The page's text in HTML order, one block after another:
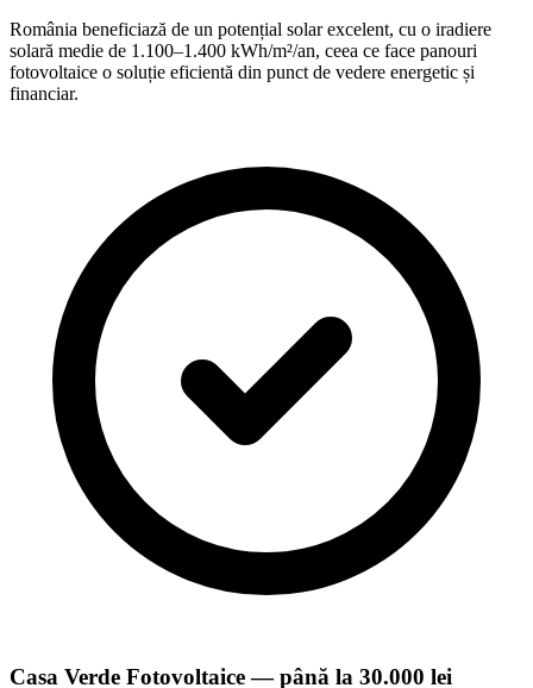
România beneficiază de un potențial solar excelent, cu o iradiere
solară medie de 1.100–1.400 kWh/m²/an, ceea ce face panouri
fotovoltaice o soluție eficientă din punct de vedere energetic și
financiar.
Casa Verde Fotovoltaice — până la 30.000 lei